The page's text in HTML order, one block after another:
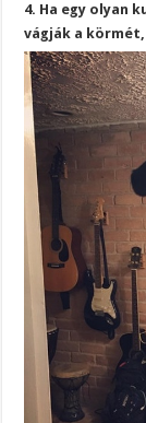
4. Ha egy olyan
vágják a